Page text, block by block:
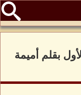
بقلم أميمة